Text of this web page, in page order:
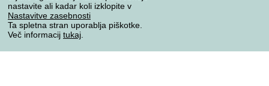
nastavite ali kadar koli izklopite v
Nastavitve zasebnosti
Ta spletna stran uporablja piškotke.
Več informacij tukaj
Zanesljiva trgovina